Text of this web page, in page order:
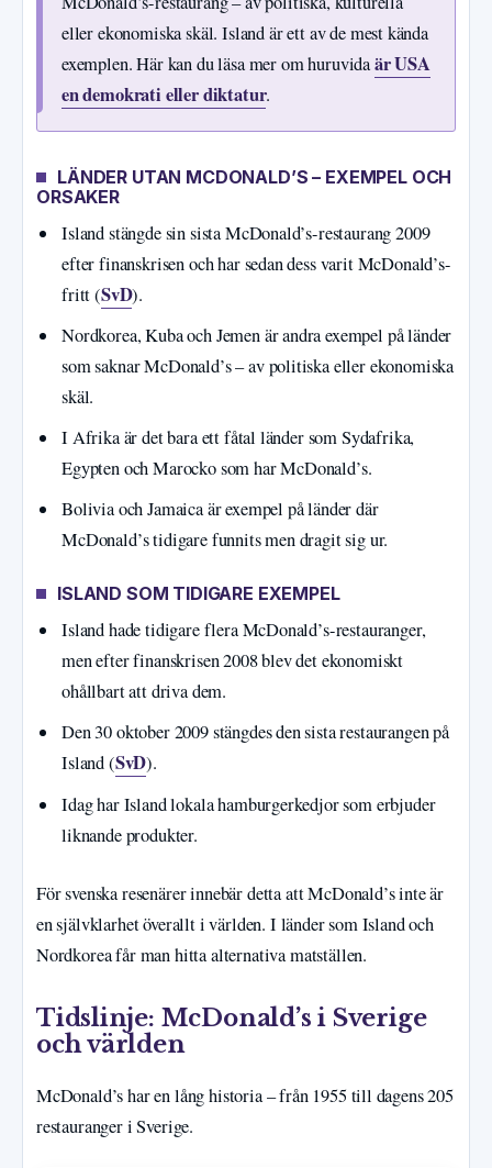
eller ekonomiska skäl. Island är ett av de mest kända
exemplen. Här kan du läsa mer om huruvidaär USA
en demokrati eller diktatur.
LÄNDER UTAN MCDONALD’S – EXEMPEL OCH
ORSAKER
Island stängde sin sista McDonald’s-restaurang 2009
efter finanskrisen och har sedan dess varit McDonald’s-
fritt (SvD).
Nordkorea, Kuba och Jemen är andra exempel på länder
som saknar McDonald’s – av politiska eller ekonomiska
skäl.
I Afrika är det bara ett fåtal länder som Sydafrika,
Egypten och Marocko som har McDonald’s.
Bolivia och Jamaica är exempel på länder där
McDonald’s tidigare funnits men dragit sig ur.
ISLAND SOM TIDIGARE EXEMPEL
Island hade tidigare flera McDonald’s-restauranger,
men efter finanskrisen 2008 blev det ekonomiskt
ohållbart att driva dem.
Den 30 oktober 2009 stängdes den sista restaurangen på
Island (SvD).
Idag har Island lokala hamburgerkedjor som erbjuder
liknande produkter.
För svenska resenärer innebär detta att McDonald’s inte är
en självklarhet överallt i världen. I länder som Island och
Nordkorea får man hitta alternativa matställen.
Tidslinje: McDonald’s i Sverige
och världen
McDonald’s har en lång historia – från 1955 till dagens 205
restauranger i Sverige.